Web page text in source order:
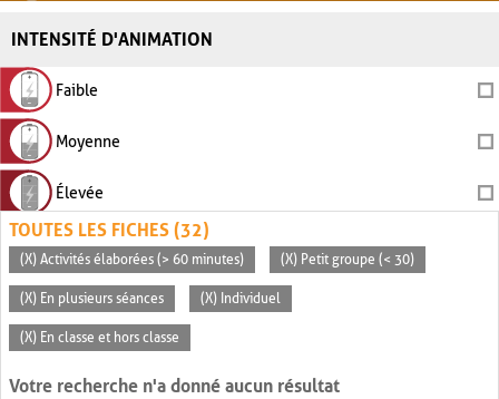
INTENSITÉ D'ANIMATION
Faible
Moyenne
Élevée
TOUTES LES FICHES (32)
(X) Activités élaborées (> 60 minutes) (X) Petit groupe (< 30)
(X) En plusieurs séances (X) Individuel
(X) En classe et hors classe
Votre recherche n'a donné aucun résultat